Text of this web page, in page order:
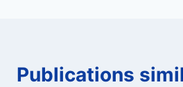
Publications